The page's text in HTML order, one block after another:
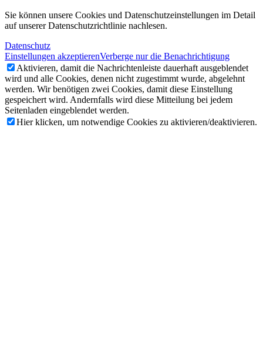
Sie können unsere Cookies und Datenschutzeinstellungen im Detail
auf unserer Datenschutzrichtlinie nachlesen.
Datenschutz
Einstellungen akzeptierenVerberge nur die Benachrichtigung
Aktivieren, damit die Nachrichtenleiste dauerhaft ausgeblendet
wird und alle Cookies, denen nicht zugestimmt wurde, abgelehnt
werden. Wir benötigen zwei Cookies, damit diese Einstellung
gespeichert wird. Andernfalls wird diese Mitteilung bei jedem
Seitenladen eingeblendet werden.
Hier klicken, um notwendige Cookies zu aktivieren/deaktivieren.